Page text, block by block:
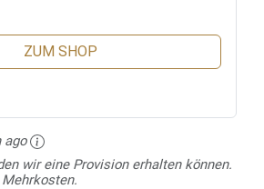
ZUM SHOP
ago
wir eine Provision erhalten können.